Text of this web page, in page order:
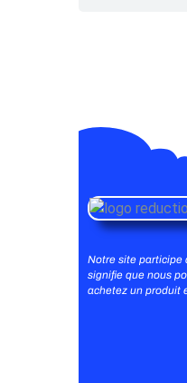
Notre site participe
signifie que nous
achetez un produit